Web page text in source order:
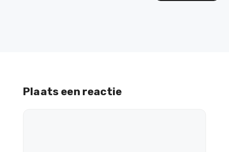
Plaats een reactie